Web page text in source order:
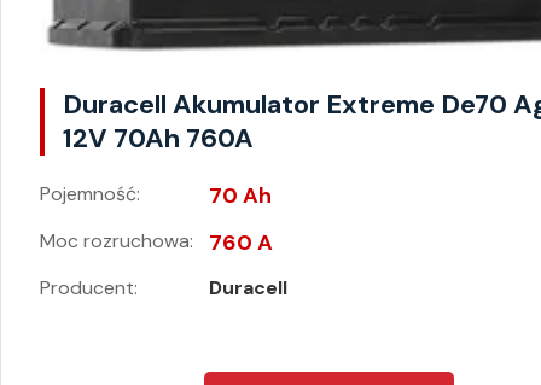
Duracell Akumulator Extreme De70
12V 70Ah 760A
Pojemność: 70 Ah
Moc rozruchowa: 760 A
Producent: Duracell